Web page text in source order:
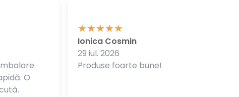
O
Produse foarte bune!
Ionica Cosmin
29 iul. 2026